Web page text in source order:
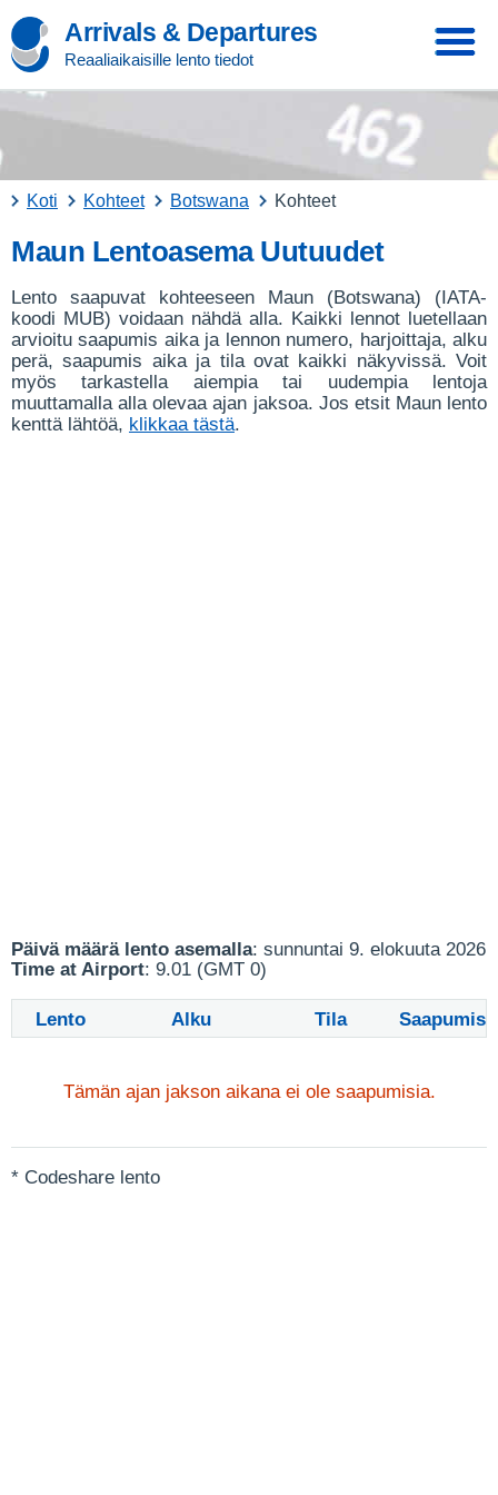
Arrivals & Departures
Reaaliaikaisille lento tiedot
Koti Kohteet Botswana Kohteet
Maun Lentoasema Uutuudet
Lento saapuvat kohteeseen Maun (Botswana) (IATA-
koodi MUB) voidaan nähdä alla. Kaikki lennot luetellaan
arvioitu saapumis aika ja lennon numero, harjoittaja, alku
perä, saapumis aika ja tila ovat kaikki näkyvissä. Voit
myös tarkastella aiempia tai uudempia lentoja
muuttamalla alla olevaa ajan jaksoa. Jos etsit Maun lento
kenttä lähtöä, klikkaa tästä.
Päivä määrä lento asemalla: sunnuntai 9. elokuuta 2026
Time at Airport: 9.01 (GMT 0)
Lento Alku Tila Saapumis
Tämän ajan jakson aikana ei ole saapumisia.
* Codeshare lento